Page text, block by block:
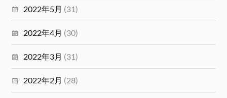
2022年5月 (31)
2022年4月 (30)
2022年3月 (31)
2022年2月 (28)